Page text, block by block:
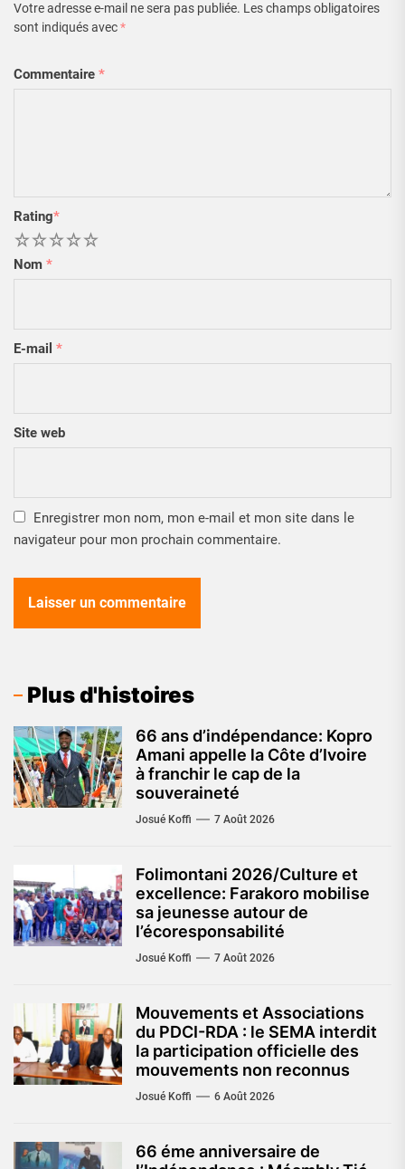
Votre adresse e-mail ne sera pas publiée. Les champs obligatoires
sont indiqués avec*
Commentaire *
Rating*
5
4
3
2
Nom *
E-mail *
Site web
Enregistrer mon nom, mon e-mail et mon site dans le
navigateur pour mon prochain commentaire.
Plus d'histoires
66 ans d’indépendance: Kopro
Amani appelle la Côte d’Ivoire
à franchir le cap de la
souveraineté
Josué Koffi 7 Août 2026
Folimontani 2026/Culture et
excellence: Farakoro mobilise
sa jeunesse autour de
l’écoresponsabilité
Josué Koffi 7 Août 2026
Mouvements et Associations
du PDCI-RDA : le SEMA interdit
la participation officielle des
mouvements non reconnus
Josué Koffi 6 Août 2026
66 éme anniversaire de